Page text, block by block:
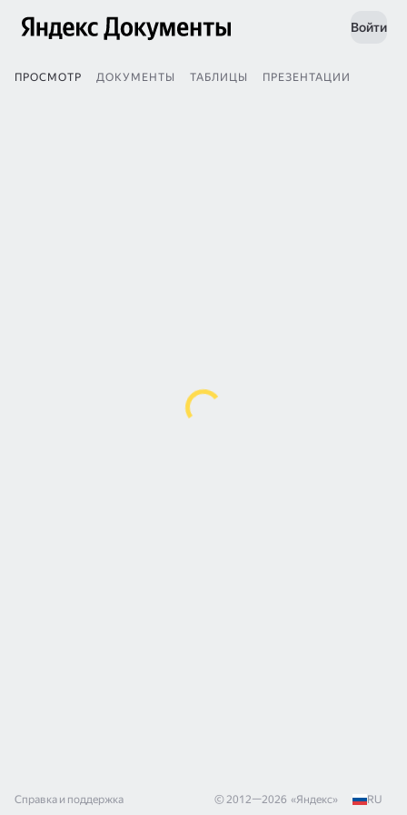
Войти
ПРОСМОТР ДОКУМЕНТЫ ТАБЛИЦЫ ПРЕЗЕНТАЦИИ
Справка и поддержка © 2012—2026 «Яндекс» RU